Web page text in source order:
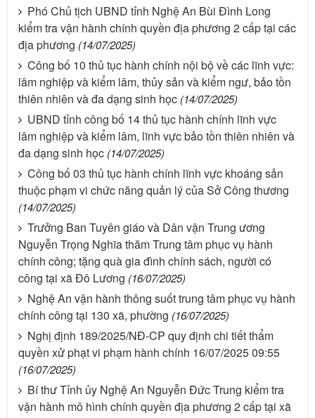
Phó Chủ tịch UBND tỉnh Nghệ An Bùi Đình Long
kiểm tra vận hành chính quyền địa phương 2 cấp tại các
địa phương (14/07/2025)
Công bố 10 thủ tục hành chính nội bộ về các lĩnh vực:
lâm nghiệp và kiểm lâm, thủy sản và kiểm ngư, bảo tồn
thiên nhiên và đa dạng sinh học (14/07/2025)
UBND tỉnh công bố 14 thủ tục hành chính lĩnh vực
lâm nghiệp và kiểm lâm, lĩnh vực bảo tồn thiên nhiên và
đa dạng sinh học (14/07/2025)
Công bố 03 thủ tục hành chính lĩnh vực khoáng sản
thuộc phạm vi chức năng quản lý của Sở Công thương
(14/07/2025)
Trưởng Ban Tuyên giáo và Dân vận Trung ương
Nguyễn Trọng Nghĩa thăm Trung tâm phục vụ hành
chính công; tặng quà gia đình chính sách, người có
công tại xã Đô Lương (16/07/2025)
Nghệ An vận hành thông suốt trung tâm phục vụ hành
chính công tại 130 xã, phường (16/07/2025)
Nghị định 189/2025/NĐ-CP quy định chi tiết thẩm
quyền xử phạt vi phạm hành chính 16/07/2025 09:55
(16/07/2025)
Bí thư Tỉnh ủy Nghệ An Nguyễn Đức Trung kiểm tra
vận hành mô hình chính quyền địa phương 2 cấp tại xã